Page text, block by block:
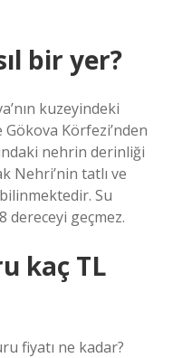
bir yer?
kuzeyindeki
Körfezi’nden
nehrin derinliği
Nehri’nin tatlı ve
Su
dereceyi geçmez.
kaç TL
fiyatı ne kadar?